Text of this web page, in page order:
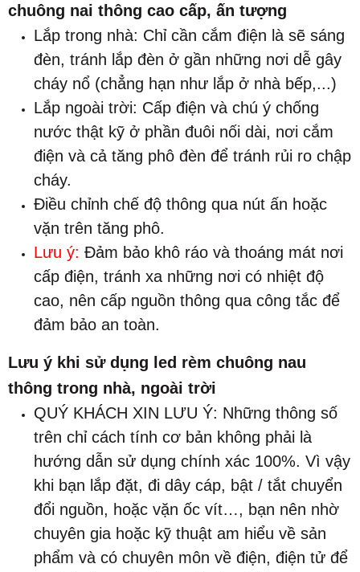
chuông nai thông cao cấp, ấn tượng
Lắp trong nhà: Chỉ cần cắm điện là sẽ sáng
đèn, tránh lắp đèn ở gần những nơi dễ gây
cháy nổ (chẳng hạn như lắp ở nhà bếp,...)
Lắp ngoài trời: Cấp điện và chú ý chống
nước thật kỹ ở phần đuôi nối dài, nơi cắm
điện và cả tăng phô đèn để tránh rủi ro chập
cháy.
Điều chỉnh chế độ thông qua nút ấn hoặc
vặn trên tăng phô.
Lưu ý: Đảm bảo khô ráo và thoáng mát nơi
cấp điện, tránh xa những nơi có nhiệt độ
cao, nên cấp nguồn thông qua công tắc để
đảm bảo an toàn.
Lưu ý khi sử dụng led rèm chuông nau
thông trong nhà, ngoài trời
QUÝ KHÁCH XIN LƯU Ý: Những thông số
trên chỉ cách tính cơ bản không phải là
hướng dẫn sử dụng chính xác 100%. Vì vậy
khi bạn lắp đặt, đi dây cáp, bật / tắt chuyển
đổi nguồn, hoặc vặn ốc vít…, bạn nên nhờ
chuyên gia hoặc kỹ thuật am hiểu về sản
phẩm và có chuyên môn về điện, điện tử để